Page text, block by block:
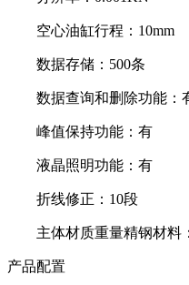
空心油缸行程：10mm
数据存储：500条
数据查询和删除功能：
峰值保持功能：有
液晶照明功能：有
折线修正：10段
主体材质重量精钢材料
产品配置